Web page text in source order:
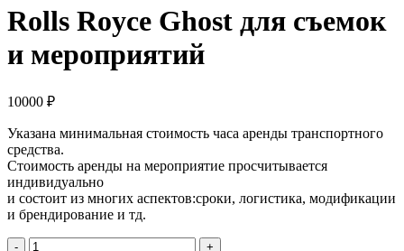
Rolls Royce Ghost для съемок
и мероприятий
10000 ₽
Указана минимальная стоимость часа аренды транспортного
средства.
Стоимость аренды на мероприятие просчитывается
индивидуально
и состоит из многих аспектов:сроки, логистика, модификации
и брендирование и тд.
Количество